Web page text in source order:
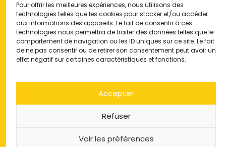
Pour offrir les meilleures expériences, nous utilisons des
technologies telles que les cookies pour stocker et/ou accéder
aux informations des appareils. Le fait de consentir à ces
technologies nous permettra de traiter des données telles que le
comportement de navigation ou les ID uniques sur ce site. Le fait
de ne pas consentir ou de retirer son consentement peut avoir un
effet négatif sur certaines caractéristiques et fonctions.
Accepter
Refuser
Voir les préférences
L'action anti-inflammatoire de l'aloe vera sur vos articulations
Brûlure de la peau : problème, symbolique, traitements naturels
& aloe vera
Témoignages : 50 expériences consommateurs
Mentions Légales & Confidentialité
© 2011-2024 ALOE MAGAZINE. Soutenez le mag en partageant nos
Progressio Web